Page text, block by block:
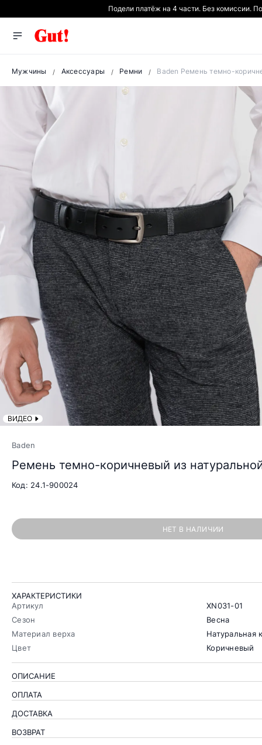
Подели платёж на 4 части. Без комиссии.
Мужчины Аксессуары Ремни Baden Ремень темно-
ВИДЕО
Baden
Ремень темно-коричневый из
Код: 24.1-900024
НЕТ В НАЛИЧИИ
ХАРАКТЕРИСТИКИ
Артикул
XN031-01
Сезон
Весна
Материал верха
Натуральная
Цвет
Коричневый
ОПИСАНИЕ
ОПЛАТА
ДОСТАВКА
ВОЗВРАТ